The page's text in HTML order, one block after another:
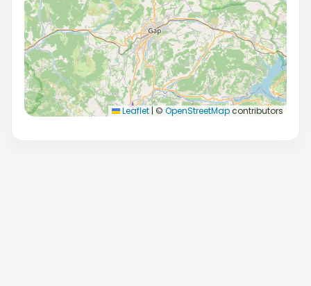
Leaflet | © OpenStreetMapcontributors